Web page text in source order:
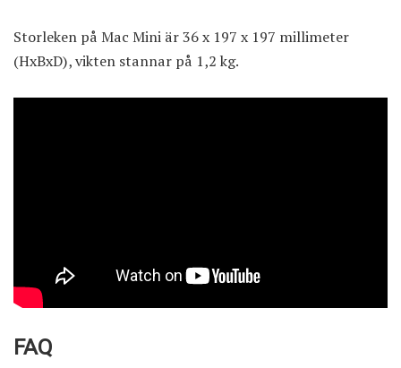
Storleken på Mac Mini är 36 x 197 x 197 millimeter
(HxBxD), vikten stannar på 1,2 kg.
FAQ